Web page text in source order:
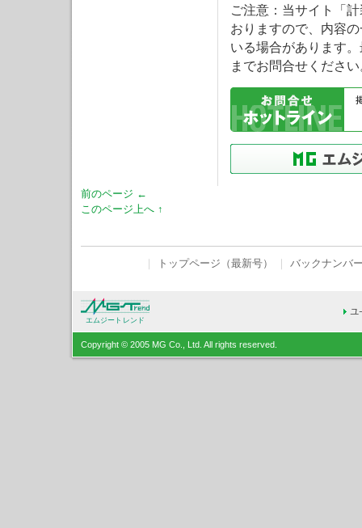
ご注意：当サイト「
おりますので、内容
いる場合があります
までお問合せくださ
前のページ ←
このページ上へ ↑
トップページ（最新号） バックナンバ
エムジートレンド
Copyright © 2005 MG Co., Ltd. All rights reserved.